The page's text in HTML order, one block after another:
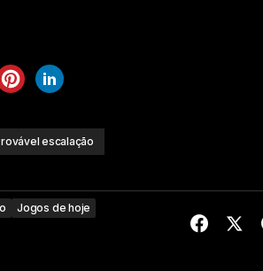
escalação
Jogos de hoje